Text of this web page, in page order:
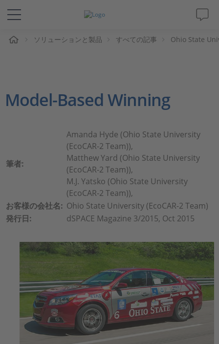
ソリューションと製品
動画
企業情報
ソリューションと製品 すべての記事 Ohio State
Model-Based Winning
筆者:
Amanda Hyde (Ohio State University
(EcoCAR-2 Team)),
Matthew Yard (Ohio State University
(EcoCAR-2 Team)),
M.J. Yatsko (Ohio State University
(EcoCAR-2 Team)),
お客様の会社名: Ohio State University (EcoCAR-2 Team)
発行日:
dSPACE Magazine 3/2015, Oct 2015